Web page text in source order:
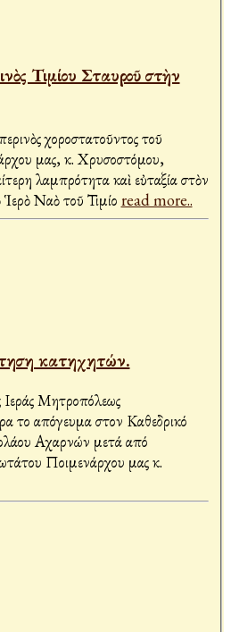
Τιμίου Σταυροῦ στὴν
χοροστατοῦντος τοῦ
μας, κ. Χρυσοστόμου,
λαμπρότητα καὶ εὐταξία στὸν
Ναὸ τοῦ Τιμίο read more..
κατηχητών.
Μητροπόλεως
το απόγευμα στον Καθεδρικό
Αχαρνών μετά από
Ποιμενάρχου μας κ.